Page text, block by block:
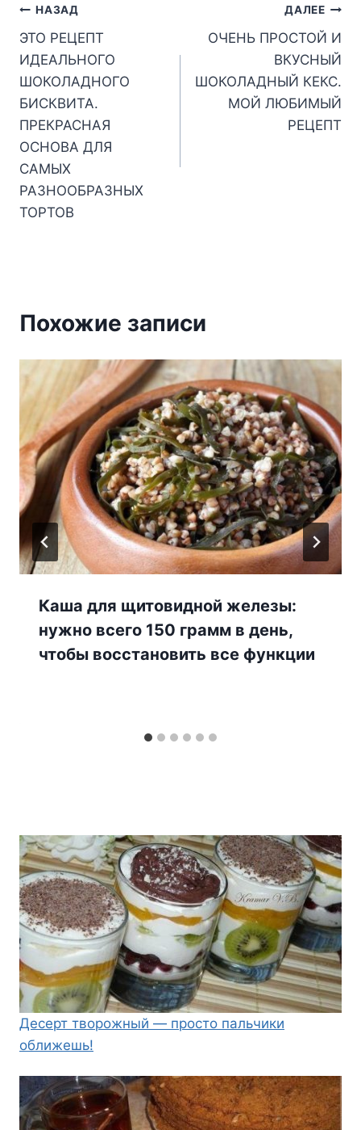
Навигация
по
записям
НАЗАД
ЭТО РЕЦЕПТ
ИДЕАЛЬНОГО
ШОКОЛАДНОГО
БИСКВИТА.
ПРЕКРАСНАЯ
ОСНОВА ДЛЯ
САМЫХ
РАЗНООБРАЗНЫХ
ТОРТОВ
ДАЛЕЕ
ОЧЕНЬ ПРОСТОЙ И
ВКУСНЫЙ
ШОКОЛАДНЫЙ КЕКС.
МОЙ ЛЮБИМЫЙ
РЕЦЕПТ
Похожие записи
Каша для щитовидной железы:
нужно всего 150 грамм в день,
чтобы восстановить все функции
Десерт творожный — просто пальчики
оближешь!